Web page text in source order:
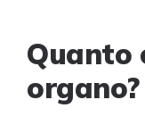
Quanto
organo?